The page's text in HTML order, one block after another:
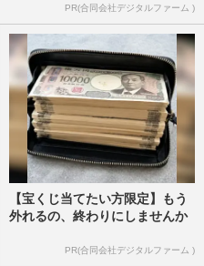
PR(合同会社デジタルファーム )
【宝くじ当てたい方限定】もう
外れるの、終わりにしませんか
PR(合同会社デジタルファーム )